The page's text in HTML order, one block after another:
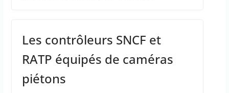
Les contrôleurs SNCF et
RATP équipés de caméras
piétons